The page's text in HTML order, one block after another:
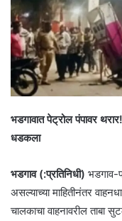
भडगावात पेट्रोल पंपावर
धडकला
भडगाव (:प्रतिनिधी) भडगाव-
असल्याच्या माहितीनंतर
चालकाचा वाहनावरील ताबा